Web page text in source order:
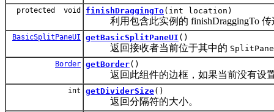
protected void finishDraggingTo(int location)
利用包含此实例的 finishDraggingTo 传
BasicSplitPaneUI getBasicSplitPaneUI ()
返回接收者当前位于其中的
Border getBorder()
返回此组件的边框，如果当前没有设置
int getDividerSize()
返回分隔符的大小。